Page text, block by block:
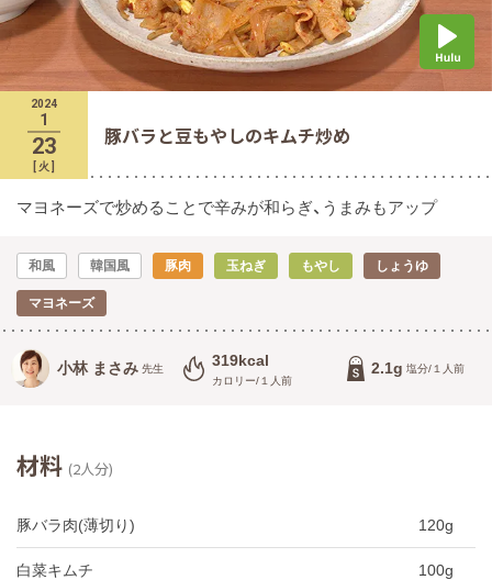
2024
1
23
[ 火 ]
豚バラと豆もやしのキムチ炒め
マヨネーズで炒めることで辛みが和らぎ、うまみもアップ
和風 韓国風 豚肉 玉ねぎ もやし しょうゆ
マヨネーズ
小林 まさみ 先生 319kcal
カロリー/１人前
2.1g 塩分/１人前
材料 (2人分)
豚バラ肉(薄切り) 120g
白菜キムチ 100g